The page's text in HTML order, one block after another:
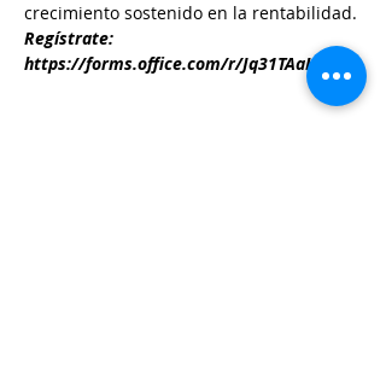
crecimiento sostenido en la rentabilidad.
Regístrate:
https://forms.office.com/r/Jq31TAaKQu